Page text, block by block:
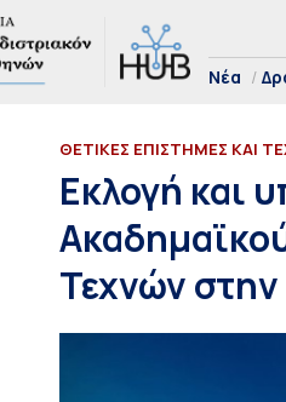
Νέα
ΘΕΤΙΚΕΣ ΕΠΙΣΤΗΜΕΣ ΚΑΙ
Εκλογή και
Τεχνών